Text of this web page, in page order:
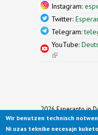
Instagram:
Twitter:
Telegram:
YouTube:
(link is external)
2026 Esperanto in
Ported to Drupal for
Wir benutzen technisch
Ni uzas teknike necesajn